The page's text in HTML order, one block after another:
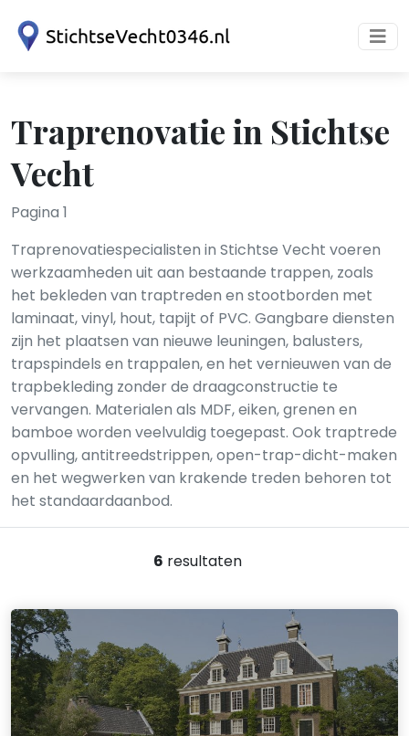
Traprenovatie in Stichtse
Vecht
Pagina 1
Traprenovatiespecialisten in Stichtse Vecht voeren
werkzaamheden uit aan bestaande trappen, zoals
het bekleden van traptreden en stootborden met
laminaat, vinyl, hout, tapijt of PVC. Gangbare diensten
zijn het plaatsen van nieuwe leuningen, balusters,
trapspindels en trappalen, en het vernieuwen van de
trapbekleding zonder de draagconstructie te
vervangen. Materialen als MDF, eiken, grenen en
bamboe worden veelvuldig toegepast. Ook traptrede
opvulling, antitreedstrippen, open-trap-dicht-maken
en het wegwerken van krakende treden behoren tot
het standaardaanbod.
6 resultaten